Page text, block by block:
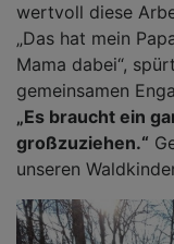
wertvoll diese
„Das hat mein
Mama dabei“,
gemeinsamen
„Es braucht ein
großzuziehen.“
unseren